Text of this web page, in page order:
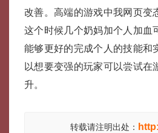
改善。高端的游戏中我网页变
这个时候几个奶妈加个人加血
能够更好的完成个人的技能和
以想要变强的玩家可以尝试
升。
转载请注明出处：